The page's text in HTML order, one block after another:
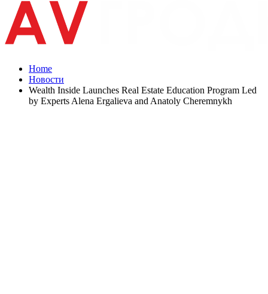
Home
Новости
Wealth Inside Launches Real Estate Education Program Led
by Experts Alena Ergalieva and Anatoly Cheremnykh